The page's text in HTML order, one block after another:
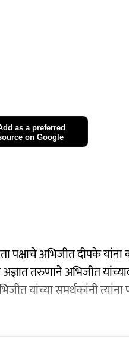
as a preferred
on Google
अभिजीत दीपके
तरुणाने अभिजीत
यांच्या समर्थकांनी